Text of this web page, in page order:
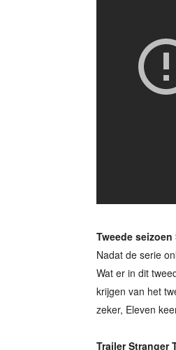
Tweede
Nadat de serie
Wat er in dit
krijgen van het
zeker, Eleven
Trailer Stranger